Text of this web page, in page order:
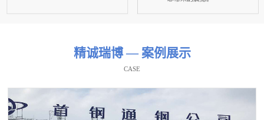
精诚瑞博 — 案例展示
CASE